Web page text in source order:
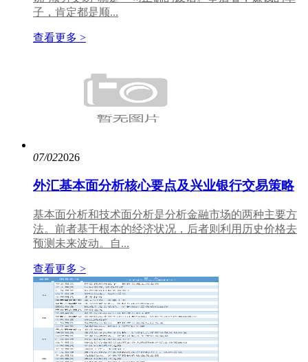
子，肯定都是顺...
查看更多 >
07/022026
外汇基本面分析核心要点及兴业银行交易策略
基本面分析和技术面分析是分析金融市场的两种主要方
法。前者基于根本的经济状况，后者则利用历史价格去
预测未来波动。自...
查看更多 >